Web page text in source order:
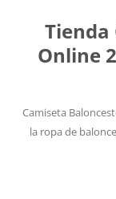
Tienda
Online
Camiseta
la ropa de